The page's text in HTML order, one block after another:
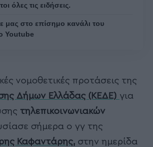
όλες τις ειδήσεις.
μας στο επίσημο κανάλι του
Youtube
νομοθετικές προτάσεις της
Δήμων Ελλάδας (ΚΕΔΕ) για
τηλεπικοινωνιακών
σήμερα ο γγ της
Καφαντάρης, στην ημερίδα